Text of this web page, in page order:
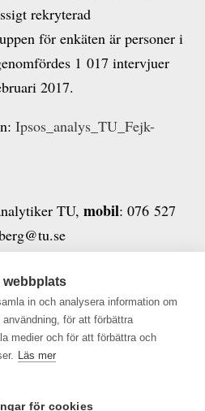
rekryterad
för enkäten är personer i
1 017 intervjuer
2017.
Ipsos_analys_TU_Fejk-
TU,mobil: 076 527
webbplats
in och analysera information om
för att förbättra
medier och för att förbättra och
Läs mer
för cookies